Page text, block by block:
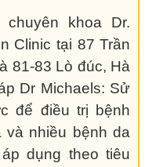
khoa Dr.
Clinic tại 87 Trần
81-83 Lò đúc, Hà
Dr Michaels: Sử
để điều trị bệnh
nhiều bệnh da
dụng theo tiêu